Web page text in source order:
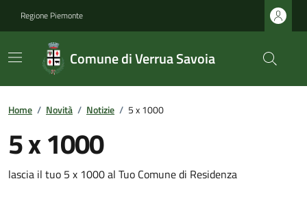
Regione Piemonte
Comune di Verrua Savoia
Home / Novità / Notizie / 5 x 1000
5 x 1000
lascia il tuo 5 x 1000 al Tuo Comune di Residenza